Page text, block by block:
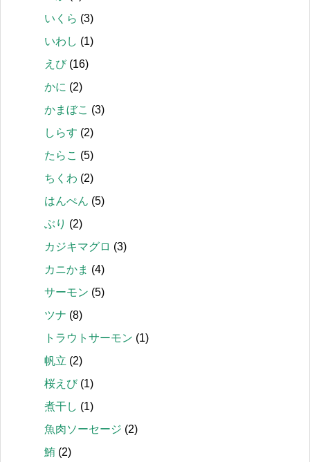
いくら (3)
いわし (1)
えび(16)
かに (2)
かまぼこ (3)
しらす (2)
たらこ (5)
ちくわ (2)
はんぺん (5)
ぶり (2)
カジキマグロ (3)
カニかま (4)
サーモン (5)
ツナ (8)
トラウトサーモン (1)
帆立 (2)
桜えび(1)
煮干し (1)
魚肉ソーセージ (2)
鮪 (2)